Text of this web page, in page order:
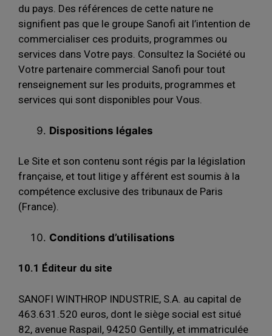
du pays. Des références de cette nature ne
signifient pas que le groupe Sanofi ait l’intention de
commercialiser ces produits, programmes ou
services dans Votre pays. Consultez la Société ou
Votre partenaire commercial Sanofi pour tout
renseignement sur les produits, programmes et
services qui sont disponibles pour Vous.
Dispositions légales
Le Site et son contenu sont régis par la législation
française, et tout litige y afférent est soumis à la
compétence exclusive des tribunaux de Paris
(France).
Conditions d’utilisations
10.1 Éditeur du site
SANOFI WINTHROP INDUSTRIE, S.A. au capital de
463.631.520 euros, dont le siège social est situé
82, avenue Raspail, 94250 Gentilly, et immatriculée